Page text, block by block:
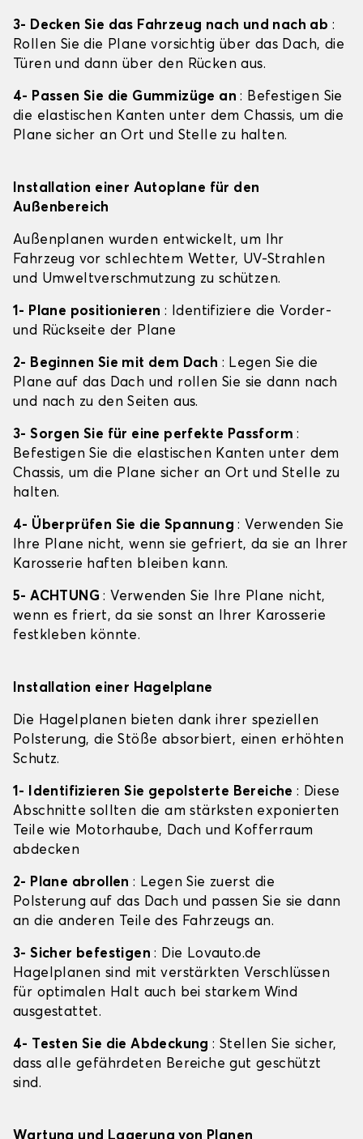
3- Decken Sie das Fahrzeug nach und nach ab :
Rollen Sie die Plane vorsichtig über das Dach, die
Türen und dann über den Rücken aus.
4- Passen Sie die Gummizüge an: Befestigen Sie
die elastischen Kanten unter dem Chassis, um die
Plane sicher an Ort und Stelle zu halten.
Installation einer Autoplane für den
Außenbereich
Außenplanen wurden entwickelt, um Ihr
Fahrzeug vor schlechtem Wetter, UV-Strahlen
und Umweltverschmutzung zu schützen.
1- Plane positionieren: Identifiziere die Vorder-
und Rückseite der Plane
2- Beginnen Sie mit dem Dach : Legen Sie die
Plane auf das Dach und rollen Sie sie dann nach
und nach zu den Seiten aus.
3- Sorgen Sie für eine perfekte Passform:
Befestigen Sie die elastischen Kanten unter dem
Chassis, um die Plane sicher an Ort und Stelle zu
halten.
4- Überprüfen Sie die Spannung: Verwenden Sie
Ihre Plane nicht, wenn sie gefriert, da sie an Ihrer
Karosserie haften bleiben kann.
5- ACHTUNG: Verwenden Sie Ihre Plane nicht,
wenn es friert, da sie sonst an Ihrer Karosserie
festkleben könnte.
Installation einer Hagelplane
Die Hagelplanen bieten dank ihrer speziellen
Polsterung, die Stöße absorbiert, einen erhöhten
Schutz.
1- Identifizieren Sie gepolsterte Bereiche: Diese
Abschnitte sollten die am stärksten exponierten
Teile wie Motorhaube, Dach und Kofferraum
abdecken
2- Plane abrollen: Legen Sie zuerst die
Polsterung auf das Dach und passen Sie sie dann
an die anderen Teile des Fahrzeugs an.
3- Sicher befestigen: Die Lovauto.de
Hagelplanen sind mit verstärkten Verschlüssen
für optimalen Halt auch bei starkem Wind
ausgestattet.
4- Testen Sie die Abdeckung: Stellen Sie sicher,
dass alle gefährdeten Bereiche gut geschützt
sind.